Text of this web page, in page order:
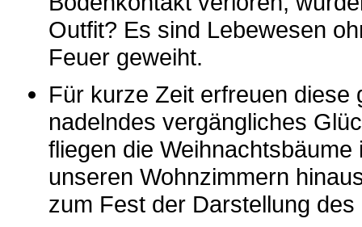
Outfit? Es sind Lebewesen
Feuer geweiht.
Für kurze Zeit erfreuen diese
nadelndes vergängliches
fliegen die
unseren Wohnzimmern
zum Fest der Darstellung des